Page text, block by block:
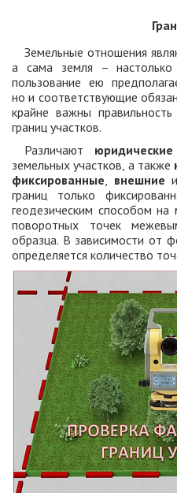
Земельные отношения
а сама земля – настолько
пользование ею
но и соответствующие
крайне важны
границ участков.
Различают
земельных участков, а также
фиксированные, внешние и
границ только
геодезическим способом на
поворотных точек
образца. В зависимости от
определяется количество